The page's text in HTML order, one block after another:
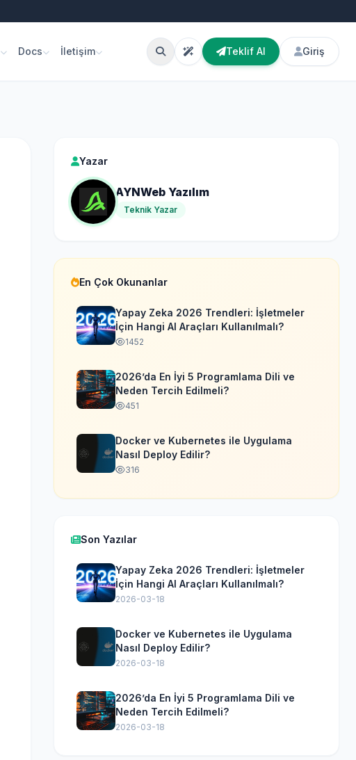
Docs İletişim Teklif Al Giriş
Yazar
AYNWeb Yazılım
Teknik Yazar
En Çok Okunanlar
Yapay Zeka 2026 Trendleri: İşletmeler
İçin Hangi AI Araçları Kullanılmalı?
1452
2026’da En İyi 5 Programlama Dili ve
Neden Tercih Edilmeli?
451
Docker ve Kubernetes ile Uygulama
Nasıl Deploy Edilir?
316
Son Yazılar
Yapay Zeka 2026 Trendleri: İşletmeler
İçin Hangi AI Araçları Kullanılmalı?
2026-03-18
Docker ve Kubernetes ile Uygulama
Nasıl Deploy Edilir?
2026-03-18
2026’da En İyi 5 Programlama Dili ve
Neden Tercih Edilmeli?
2026-03-18